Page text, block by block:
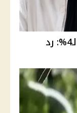
القصة الكاملة لأزمة ريم صاحبة الـ4%: رد